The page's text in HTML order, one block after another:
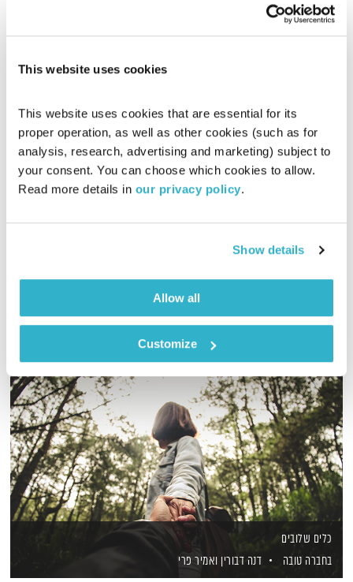
This website uses cookies
This website uses cookies that are essential for its
proper operation, as well as other cookies (such as for
analysis, research, advertising and marketing) subject to
your consent. You can choose which cookies to allow.
Read more details in our privacy policy.
Show details
Allow all
Customize
פרנס בדרך הביתה – 24.10.22
פרנס בדרך הביתה
שמעון פרנס
כלים שלובים
בחברה טובה
דנה דבורין ואמיר פרי